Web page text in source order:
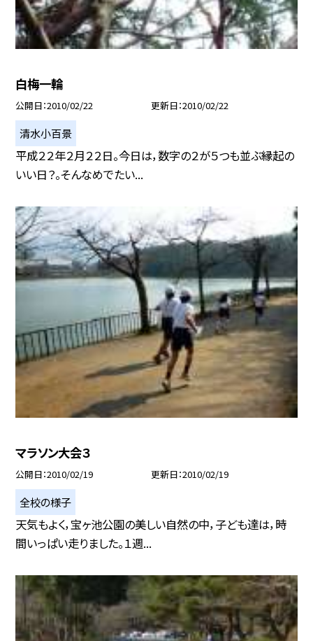
白梅一輪
公開日 2010/02/22 更新日 2010/02/22
清水小百景
平成２２年２月２２日。今日は，数字の２が５つも並ぶ縁起の
いい日？。そんなめでたい...
マラソン大会３
公開日 2010/02/19 更新日 2010/02/19
全校の様子
天気もよく，宝ヶ池公園の美しい自然の中，子ども達は，時
間いっぱい走りました。１週...